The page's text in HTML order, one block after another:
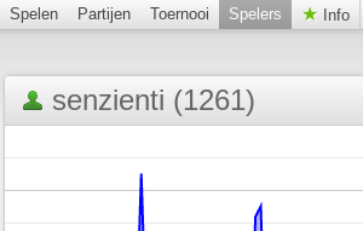
Spelen Partijen Toernooi Spelers Info
senzienti (1261)